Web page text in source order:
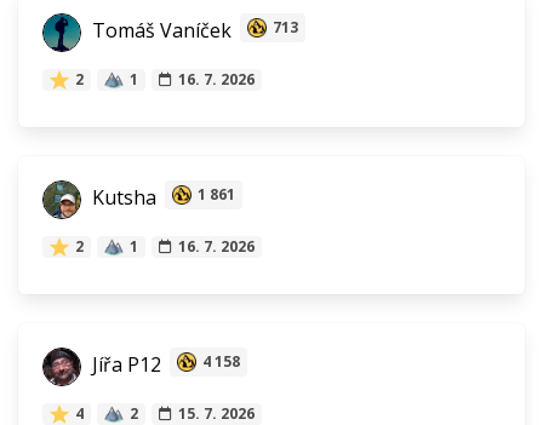
Tomáš Vaníček 713
2 1 16. 7. 2026
Kutsha 1 861
2 1 16. 7. 2026
Jířa P12 4 158
4 2 15. 7. 2026